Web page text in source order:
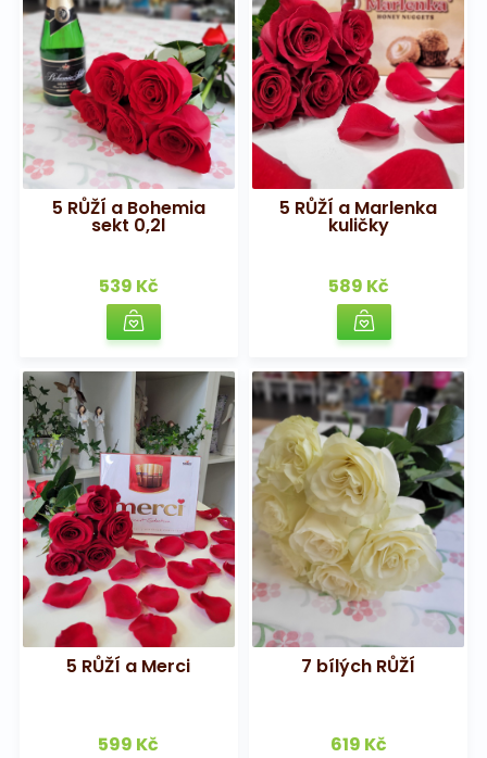
5 RŮŽÍ a Bohemia
sekt 0,2l
539 Kč
5 RŮŽÍ a Marlenka
kuličky
589 Kč
5 RŮŽÍ a Merci
599 Kč
7 bílých RŮŽÍ
619 Kč